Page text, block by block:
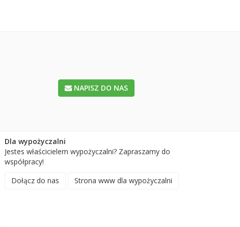
NAPISZ DO NAS
Dla wypożyczalni
Jestes właścicielem wypożyczalni? Zapraszamy do
współpracy!
Dołącz do nas
Strona www dla wypożyczalni